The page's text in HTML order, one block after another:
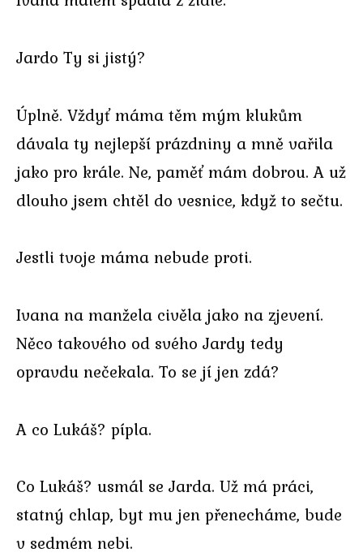
Jardo Ty si jistý?
Úplně. Vždyť máma těm mým klukům
dávala ty nejlepší prázdniny a mně vařila
jako pro krále. Ne, paměť mám dobrou. A už
dlouho jsem chtěl do vesnice, když to sečtu.
Jestli tvoje máma nebude proti.
Ivana na manžela civěla jako na zjevení.
Něco takového od svého Jardy tedy
opravdu nečekala. To se jí jen zdá?
A co Lukáš? pípla.
Co Lukáš? usmál se Jarda. Už má práci,
statný chlap, byt mu jen přenecháme, bude
v sedmém nebi.